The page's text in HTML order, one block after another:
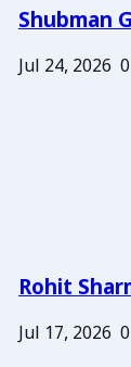
Shubman
Jul 24, 2026 0
Rohit
Jul 17, 2026 0